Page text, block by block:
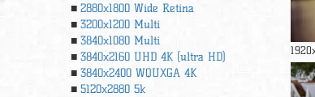
2880x1800 Wide Retina
3200x1200 Multi
3840x1080 Multi
3840x2160 UHD 4К (ultra HD)
3840x2400 WQUXGA 4K
5120x2880 5k